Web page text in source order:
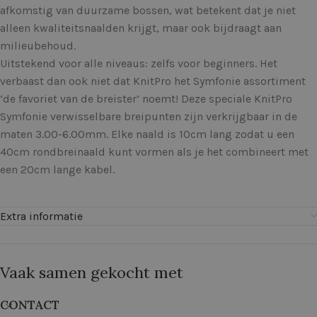
afkomstig van duurzame bossen, wat betekent dat je niet
alleen kwaliteitsnaalden krijgt, maar ook bijdraagt aan
milieubehoud.
Uitstekend voor alle niveaus: zelfs voor beginners. Het
verbaast dan ook niet dat KnitPro het Symfonie assortiment
‘de favoriet van de breister’ noemt! Deze speciale KnitPro
Symfonie verwisselbare breipunten zijn verkrijgbaar in de
maten 3.00-6.00mm. Elke naald is 10cm lang zodat u een
40cm rondbreinaald kunt vormen als je het combineert met
een 20cm lange kabel.
Extra informatie
Vaak samen gekocht met
CONTACT